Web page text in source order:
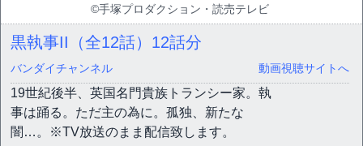
©手塚プロダクション・読売テレビ
黒執事II（全12話） 12話分
バンダイチャンネル 動画視聴サイトへ
19世紀後半、英国名門貴族トランシー家。執
事は踊る。ただ主の為に。孤独、新たな
闇…。※TV放送のまま配信致します。